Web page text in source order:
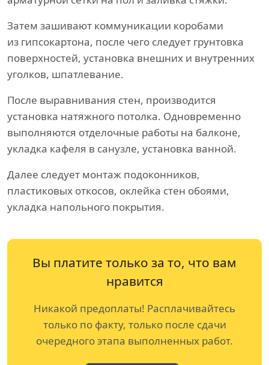
Затем зашивают коммуникации коробами
из гипсокартона, после чего следует грунтовка
поверхностей, установка внешних и внутренних
уголков, шпатлевание.
После выравнивания стен, производится
установка натяжного потолка. Одновременно
выполняются отделочные работы на балконе,
укладка кафеля в санузле, установка ванной.
Далее следует монтаж подоконников,
пластиковых откосов, оклейка стен обоями,
укладка напольного покрытия.
Вы платите только за то, что вам
нравится
Никакой предоплаты! Расплачивайтесь
только по факту, только после сдачи
очередного этапа выполненных работ.